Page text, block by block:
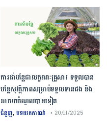
ការដាំបន្លែជាលក្ខណៈគ្រួសារ ទទួលបាន
បន្លែសុវត្ថិភាពសម្រាប់ទទួលទានផង និង
អាចរកចំណូលបានទៀត
ជំនួញ,បទយកការណ៍ • 20/11/2025